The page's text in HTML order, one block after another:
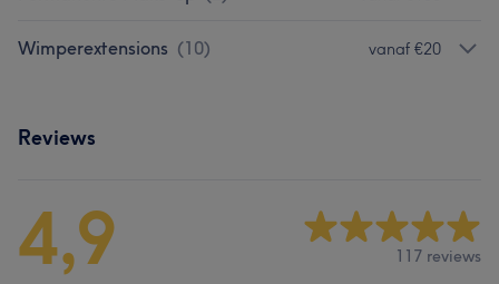
Wimperextensions (10) vanaf €20
Reviews
4,9 117 reviews